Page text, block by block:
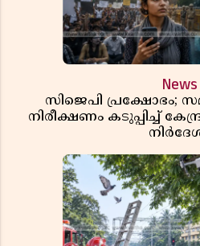
News
സിജെപി പ്രക്ഷോഭം;
നിരീക്ഷണം കടുപ്പിച്ച്